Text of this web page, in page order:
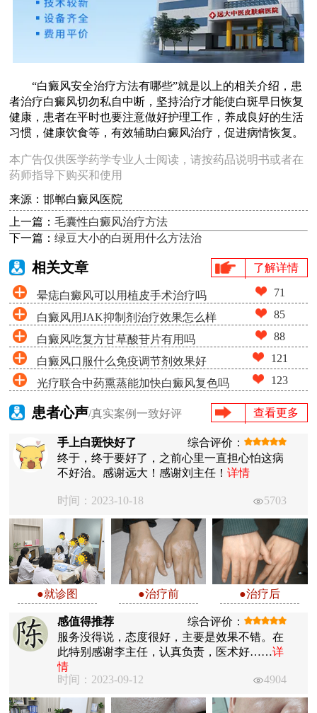
“白癜风安全治疗方法有哪些”就是以上的相关介绍，患
者治疗白癜风切勿私自中断，坚持治疗才能使白斑早日恢复
健康，患者在平时也要注意做好护理工作，养成良好的生活
习惯，健康饮食等，有效辅助白癜风治疗，促进病情恢复。
本广告仅供医学药学专业人士阅读，请按药品说明书或者在
药师指导下购买和使用
来源：邯郸白癜风医院
上一篇：毛囊性白癜风治疗方法
下一篇：绿豆大小的白斑用什么方法治
相关文章 了解详情
晕痣白癜风可以用植皮手术治疗吗 71
白癜风用JAK抑制剂治疗效果怎么样 85
白癜风吃复方甘草酸苷片有用吗 88
白癜风口服什么免疫调节剂效果好 121
光疗联合中药熏蒸能加快白癜风复色吗 123
患者心声/真实案例一致好评 查看更多
手上白斑快好了
综合评价：
终于，终于要好了，之前心里一直担心怕这病
不好治。感谢远大！感谢刘主任！详情
时间：2023-10-18 5703
●就诊图 ●治疗前 ●治疗后
感值得推荐
综合评价：
服务没得说，态度很好，主要是效果不错。在
此特别感谢李主任，认真负责，医术好……详
情
时间：2023-09-12
4904